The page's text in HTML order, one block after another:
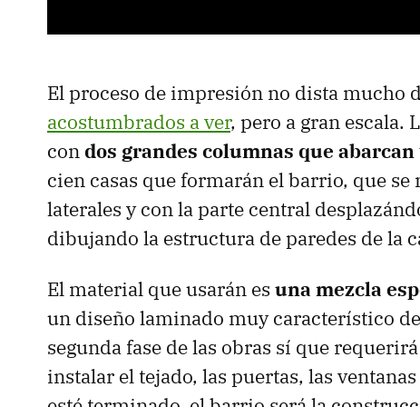
El proceso de impresión no dista mucho
acostumbrados a ver, pero a gran escala.
condos grandes columnas que
cien casas que formarán el barrio, que se
laterales y con la parte central
dibujando la estructura de paredes de la
El material que usarán es una mezcla
un diseño laminado muy característico
segunda fase de las obras sí que
instalar el tejado, las puertas, las